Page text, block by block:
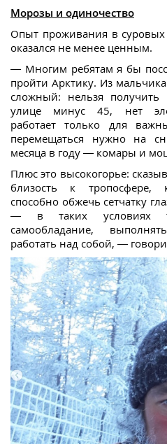
Морозы и одиночество
Опыт проживания в
оказался не менее ценным.
— Многим ребятам я бы
пройти Арктику. Из
сложный: нельзя получить
улице минус 45, нет
работает только для
перемещаться нужно на
месяца в году — комары и
Плюс это высокогорье:
близость к тропосфере,
способно обжечь сетчатку
— в таких условиях
самообладание,
работать над собой, —